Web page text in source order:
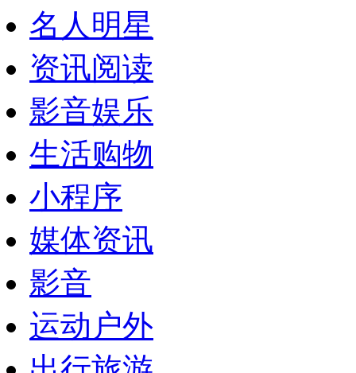
名人明星
资讯阅读
影音娱乐
生活购物
小程序
媒体资讯
影音
运动户外